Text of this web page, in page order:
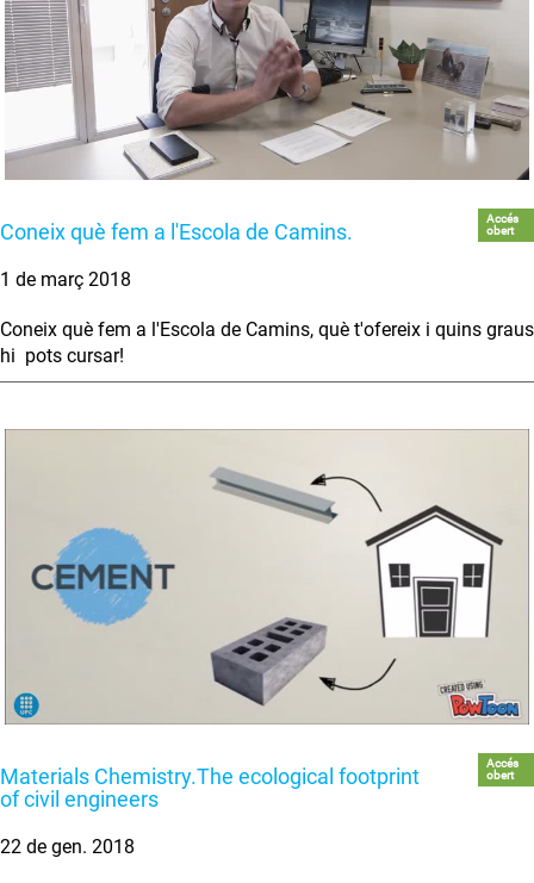
Coneix què fem a l'Escola de Camins.
Accés
obert
1 de març 2018
Coneix què fem a l'Escola de Camins, què t'ofereix i quins graus
hi pots cursar!
Materials Chemistry.The ecological footprint
of civil engineers
Accés
obert
22 de gen. 2018